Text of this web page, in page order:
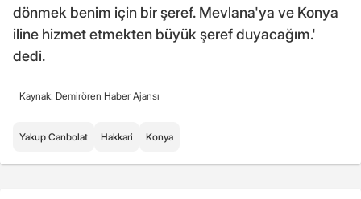
dönmek benim için bir şeref. Mevlana'ya ve Konya
iline hizmet etmekten büyük şeref duyacağım.'
dedi.
Kaynak: Demirören Haber Ajansı
Yakup Canbolat Hakkari Konya